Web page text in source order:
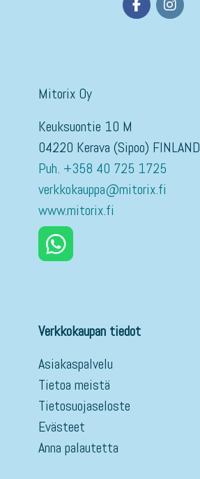
Mitorix Oy
Keuksuontie 10 M
04220 Kerava (Sipoo) FINLAND
Puh. +358 40 725 1725
verkkokauppa@mitorix.fi
www.mitorix.fi
Verkkokaupan tiedot
Asiakaspalvelu
Tietoa meistä
Tietosuojaseloste
Evästeet
Anna palautetta